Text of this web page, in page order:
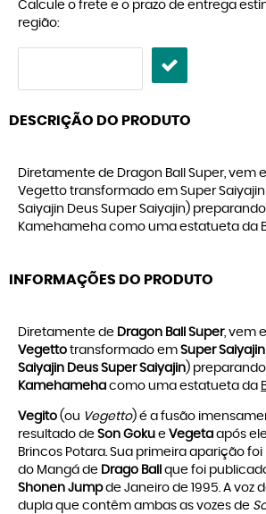
Calcule o frete e o prazo de entrega
região:
DESCRIÇÃO DO PRODUTO
Diretamente de Dragon Ball Super, vem
Vegetto transformado em Super Saiyajin
Saiyajin Deus Super Saiyajin) preparando
Kamehameha como uma estatueta da
INFORMAÇÕES DO PRODUTO
Diretamente de Dragon Ball Super, vem
Vegetto transformado em Super Saiyajin
Saiyajin Deus Super Saiyajin)
Kamehameha como uma estatueta da
Vegito (ou Vegetto) é a fusão
resultado de Son Goku e Vegeta após
Brincos Potara. Sua primeira aparição
do Mangá de Drago Ball que foi
Shonen Jumpde Janeiro de 1995. A voz
dupla que contêm ambas as vozes de